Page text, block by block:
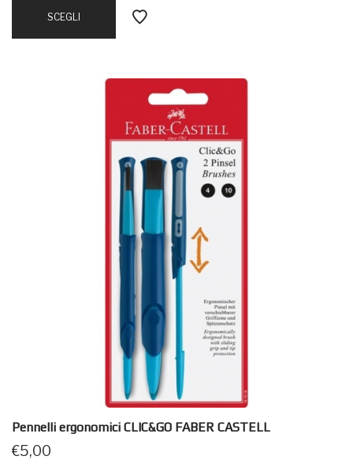
SCEGLI
Pennelli ergonomici CLIC&GO FABER CASTELL
€5,00